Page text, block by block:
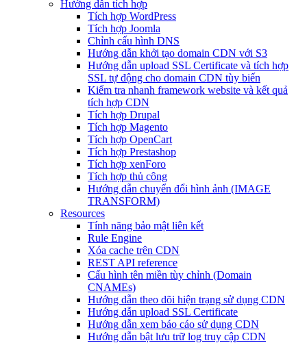
Hướng dẫn tích hợp
Tích hợp WordPress
Tích hợp Joomla
Chỉnh cấu hình DNS
Hướng dẫn khởi tạo domain CDN với S3
Hướng dẫn upload SSL Certificate và tích hợp
SSL tự động cho domain CDN tùy biến
Kiểm tra nhanh framework website và kết quả
tích hợp CDN
Tích hợp Drupal
Tích hợp Magento
Tích hợp OpenCart
Tích hợp Prestashop
Tích hợp xenForo
Tích hợp thủ công
Hướng dẫn chuyển đổi hình ảnh (IMAGE
TRANSFORM)
Resources
Tính năng bảo mật liên kết
Rule Engine
Xóa cache trên CDN
REST API reference
Cấu hình tên miền tùy chỉnh (Domain
CNAMEs)
Hướng dẫn theo dõi hiện trạng sử dụng CDN
Hướng dẫn upload SSL Certificate
Hướng dẫn xem báo cáo sử dụng CDN
Hướng dẫn bật lưu trữ log truy cập CDN